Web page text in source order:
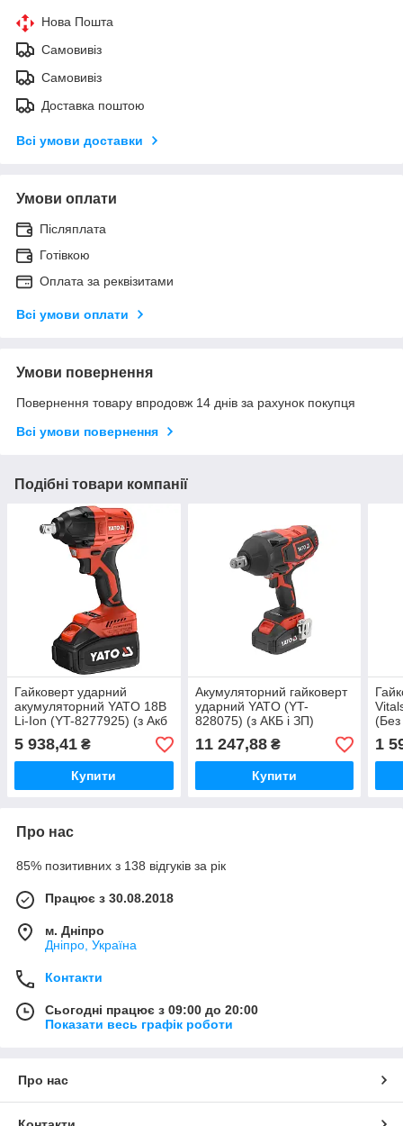
Нова Пошта
Самовивіз
Самовивіз
Доставка поштою
Всі умови доставки
Умови оплати
Післяплата
Готівкою
Оплата за реквізитами
Всі умови оплати
Умови повернення
Повернення товару впродовж 14 днів за рахунок покупця
Всі умови повернення
Подібні товари компанії
Гайковерт ударний
акумуляторний YATO 18В
Li-Ion (YT-8277925) (з Акб
і ЗП)
5 938,41 ₴
Купити
Акумуляторний гайковерт
ударний YATO (YT-
828075) (з АКБ і ЗП)
11 247,88₴
Купити
1
Про нас
85% позитивних з 138 відгуків за рік
Працює з 30.08.2018
м. Дніпро
Дніпро, Україна
Контакти
Сьогодні працює з 09:00 до 20:00
Показати весь графік роботи
Про нас